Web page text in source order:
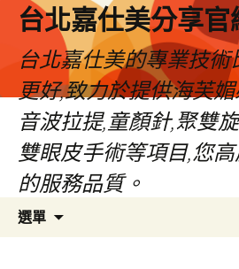
內
台北嘉仕美分享官
台北嘉仕美的專業技
更好,致力於提供海芙
音波拉提,童顏針,聚雙
雙眼皮手術等項目,您
的服務品質。
選單